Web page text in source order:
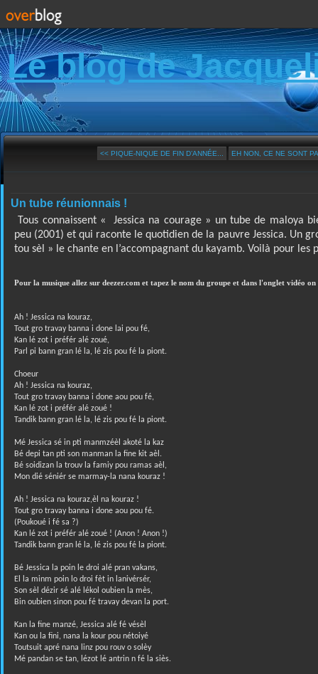
Le blog de
<< PIQUE-NIQUE DE FIN D’ANNÉE... EH NON, CE NE SONT
Un tube réunionnais !
Tous connaissent « Jessica na courage » un tube de maloya
peu (2001) et qui raconte le quotidien de la pauvre Jessica. Un
tou sèl » le chante en l’accompagnant du kayamb. Voilà pour les
Pour la musique allez sur deezer.com et tapez le nom du groupe et dans l'onglet vidéo
Ah ! Jessica na kouraz,
Tout gro travay banna i done lai pou fé,
Kan lé zot i préfér alé zoué,
Parl pi bann gran lé la, lé zis pou fé la piont.
Choeur
Ah ! Jessica na kouraz,
Tout gro travay banna i done aou pou fé,
Kan lé zot i préfér alé zoué !
Tandik bann gran lé la, lé zis pou fé la piont.
Mé Jessica sé in pti manmzéèl akoté la kaz
Bé depi tan pti son manman la fine kit aèl.
Bé soidizan la trouv la famiy pou ramas aèl,
Mon dié séniér se marmay-la nana kouraz !
Ah ! Jessica na kouraz,èl na kouraz !
Tout gro travay banna i done aou pou fé.
(Poukoué i fé sa ?)
Kan lé zot i préfér alé zoué ! (Anon ! Anon !)
Tandik bann gran lé la, lé zis pou fé la piont.
Bé Jessica la poin le droi alé pran vakans,
El la minm poin lo droi fèt in lanivérsér,
Son sèl dézir sé alé lékol oubien la mès,
Bin oubien sinon pou fé travay devan la port.
Kan la fine manzé, Jessica alé fé vésèl
Kan ou la fini, nana la kour pou nétoiyé
Toutsuit apré nana linz pou rouv o solèy
Mé pandan se tan, lézot lé antrin n fé la siès.